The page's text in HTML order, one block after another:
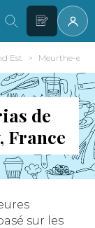
Est Meurthe-et-
de
France
sur les